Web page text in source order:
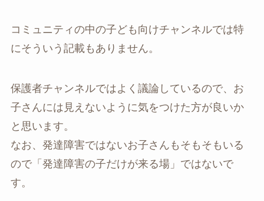
コミュニティの中の子ども向けチャンネルでは特
にそういう記載もありません。
保護者チャンネルではよく議論しているので、お
子さんには見えないように気をつけた方が良いか
と思います。
なお、発達障害ではないお子さんもそもそもいる
ので「発達障害の子だけが来る場」ではないで
す。